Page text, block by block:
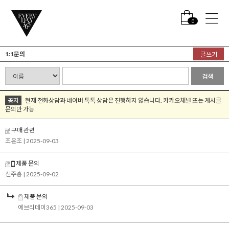
0
1:1문의 글쓰기
검색
공지
현재 전화상담과 네이버 톡톡 상담은 진행하지 않습니다. 카카오채널 또는 게시글
문의만 가능
구매 관련
조은조 | 2025-09-03
제품 문의
신주홍 | 2025-09-02
제품 문의
에브리데이365 | 2025-09-03